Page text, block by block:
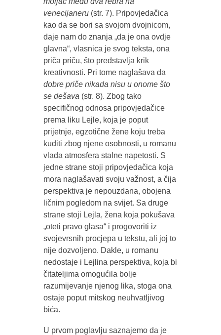
venecijaneru(str. 7). Pripovjedačica
kao da se bori sa svojom dvojnicom,
daje nam do znanja „da je ona ovdje
glavna“, vlasnica je svog teksta, ona
priča priču, što predstavlja krik
kreativnosti. Pri tome naglašava da
dobre priče nikada nisu u onome što
se dešava (str. 8). Zbog tako
specifičnog odnosa pripovjedačice
prema liku Lejle, koja je poput
prijetnje, egzotične žene koju treba
kuditi zbog njene osobnosti, u romanu
vlada atmosfera stalne napetosti. S
jedne strane stoji pripovjedačica koja
mora naglašavati svoju važnost, a čija
perspektiva je nepouzdana, obojena
ličnim pogledom na svijet. Sa druge
strane stoji Lejla, žena koja pokušava
„oteti pravo glasa“ i progovoriti iz
svojevrsnih procjepa u tekstu, ali joj to
nije dozvoljeno. Dakle, u romanu
nedostaje i Lejlina perspektiva, koja bi
čitateljima omogućila bolje
razumijevanje njenog lika, stoga ona
ostaje poput mitskog neuhvatljivog
bića.
U prvom poglavlju saznajemo da je